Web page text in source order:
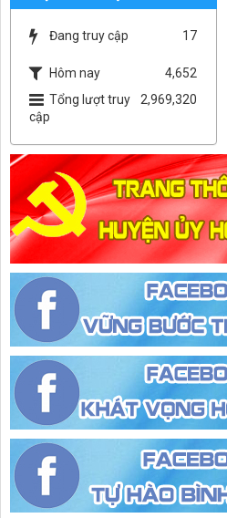
Đang truy cập 17
Hôm nay
4,652
Tổng lượt truy
cập
2,969,320